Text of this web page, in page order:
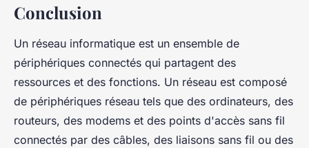
Conclusion
Un réseau informatique est un ensemble de
périphériques connectés qui partagent des
ressources et des fonctions. Un réseau est composé
de périphériques réseau tels que des ordinateurs, des
routeurs, des modems et des points d'accès sans fil
connectés par des câbles, des liaisons sans fil ou des